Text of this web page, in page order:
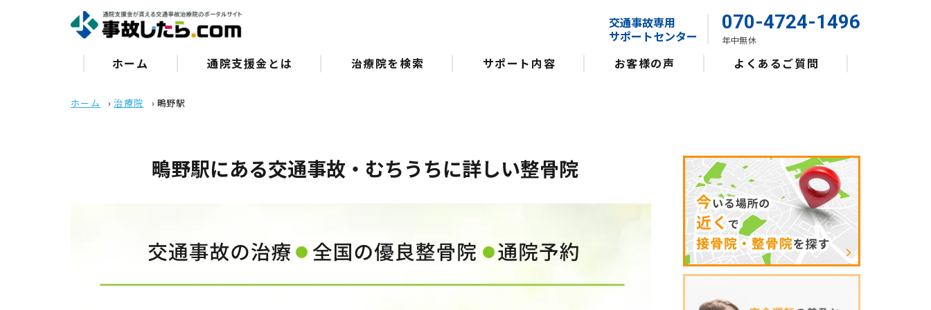
交通事故専用
サポートセンター
070-4724-1496
年中無休
ホーム 通院⽀援⾦とは 治療院を検索 サポート内容 お客様の声 よくあるご質問
ホーム ›治療院 › 鴫野駅
鴫野駅にある交通事故・むちうちに詳しい整骨院